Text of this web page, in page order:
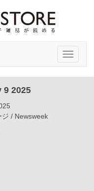
Toggle
9 2025
ジ / Newsweek